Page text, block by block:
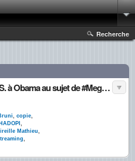
Recherche
EXCLUSIF – La lettre de Nicolas S. à Obama au sujet de #Megaupload
, copie,
HADOPI ,
Mathieu,
,